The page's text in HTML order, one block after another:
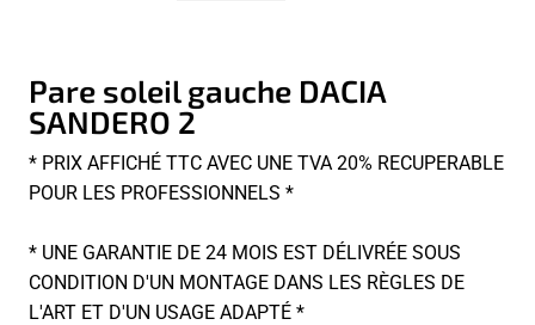
Pare soleil gauche DACIA
SANDERO 2
* PRIX AFFICHÉ TTC AVEC UNE TVA 20% RECUPERABLE
POUR LES PROFESSIONNELS *
* UNE GARANTIE DE 24 MOIS EST DÉLIVRÉE SOUS
CONDITION D'UN MONTAGE DANS LES RÈGLES DE
L'ART ET D'UN USAGE ADAPTÉ *